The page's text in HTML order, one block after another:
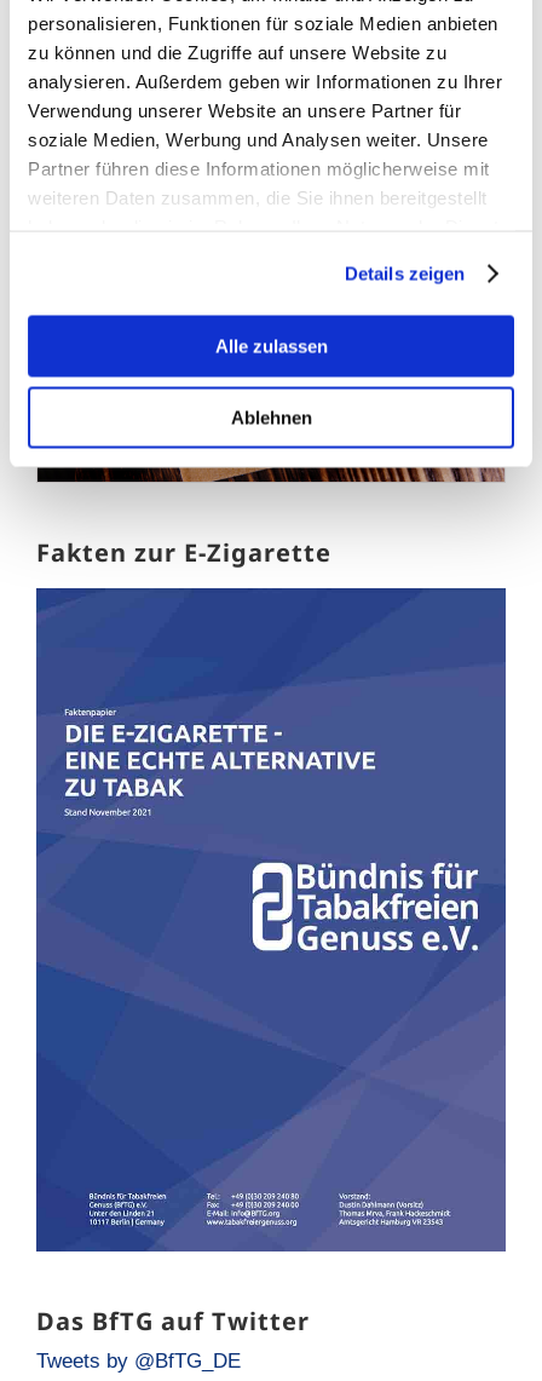
personalisieren, Funktionen für soziale Medien anbieten
zu können und die Zugriffe auf unsere Website zu
analysieren. Außerdem geben wir Informationen zu Ihrer
Verwendung unserer Website an unsere Partner für
soziale Medien, Werbung und Analysen weiter. Unsere
Partner führen diese Informationen möglicherweise mit
weiteren Daten zusammen, die Sie ihnen bereitgestellt
Details zeigen
Alle zulassen
Ablehnen
Daten merken?
Fakten zur E-Zigarette
Das BfTG auf Twitter
Tweets by @BfTG_DE